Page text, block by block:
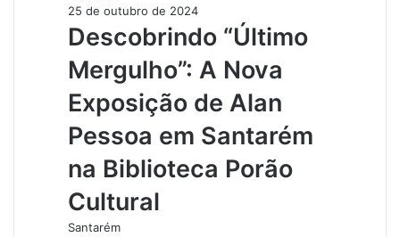
25 de outubro de 2024
Descobrindo “Último
Mergulho”: A Nova
Exposição de Alan
Pessoa em Santarém
na Biblioteca Porão
Cultural
Santarém